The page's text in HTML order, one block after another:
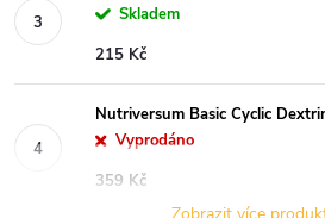
Skladem
215 Kč
Nutriversum Basic Cyclic
Vyprodáno
359 Kč